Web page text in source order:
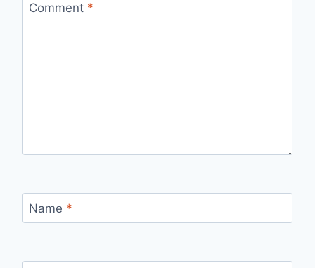
Comment *
Name *